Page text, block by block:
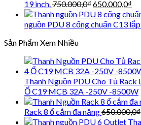
19 inch. 750.000,0₫Giá
gốc
là:
650.000,0₫
tại
nguồn PDU 8 cổng chuẩn C13
Sản Phẩm Xem Nhiều
Thanh Nguồn PDU Cho Tủ Rack
Ổ C19 MCB 32A -250V -8500W
Rack 8 ổ cắm đa năng650.000,0₫